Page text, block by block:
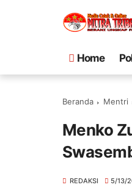
Home
Beranda Mentri
Menko
REDAKSI 5/13/